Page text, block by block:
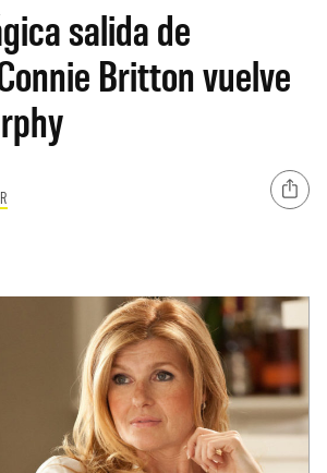
salida de
Britton vuelve